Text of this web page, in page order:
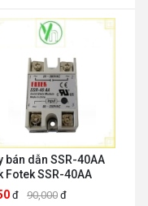
bán dẫn SSR-40AA
Fotek SSR-40AA
đ 90,000 đ